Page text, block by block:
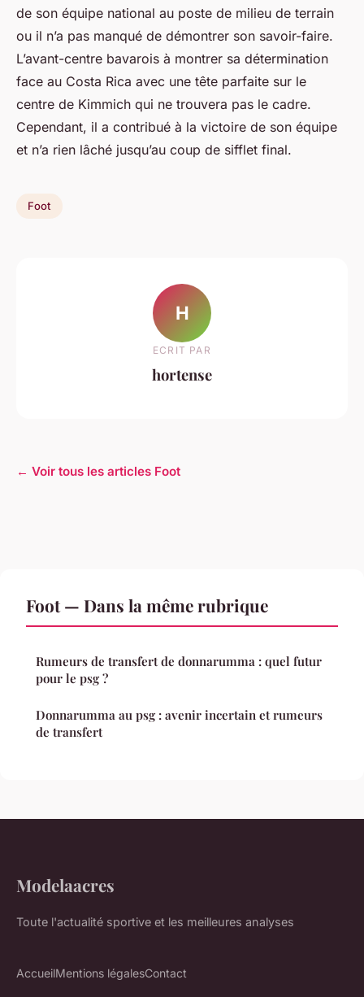
de son équipe national au poste de milieu de terrain
ou il n’a pas manqué de démontrer son savoir-faire.
L’avant-centre bavarois à montrer sa détermination
face au Costa Rica avec une tête parfaite sur le
centre de Kimmich qui ne trouvera pas le cadre.
Cependant, il a contribué à la victoire de son équipe
et n’a rien lâché jusqu’au coup de sifflet final.
Foot
H
ECRIT PAR
hortense
← Voir tous les articles Foot
Foot — Dans la même rubrique
Rumeurs de transfert de donnarumma : quel futur
pour le psg ?
Donnarumma au psg : avenir incertain et rumeurs
de transfert
Modelaacres
Toute l'actualité sportive et les meilleures analyses
AccueilMentions légalesContact